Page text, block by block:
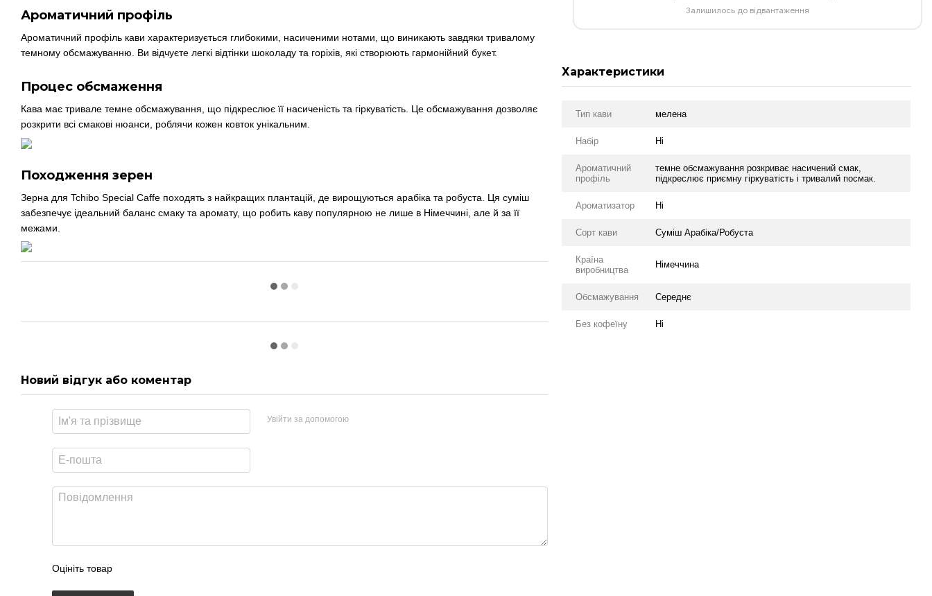
Ароматичний профіль
Ароматичний профіль кави характеризується глибокими, насиченими нотами, що виникають завдяки тривалому
темному обсмажуванню. Ви відчуєте легкі відтінки шоколаду та горіхів, які створюють гармонійний букет.
Процес обсмаження
Кава має тривале темне обсмажування, що підкреслює її насиченість та гіркуватість. Це обсмажування дозволяє
розкрити всі смакові нюанси, роблячи кожен ковток унікальним.
Походження зерен
Зерна для Tchibo Special Caffe походять з найкращих плантацій, де вирощуються арабіка та робуста. Ця суміш
забезпечує ідеальний баланс смаку та аромату, що робить каву популярною не лише в Німеччині, але й за її
межами.
Новий відгук або коментар
Увійти за допомогою
Оцініть товар
Залишилось до відвантаження
Характеристики
Тип кави мелена
Набір Ні
Ароматичний
профіль
темне обсмажування розкриває насичений смак,
підкреслює приємну гіркуватість і тривалий посмак.
Ароматизатор Ні
Сорт кави Суміш Арабіка/Робуста
Країна
виробництва
Німеччина
Обсмажування Середнє
Без кофеїну Ні